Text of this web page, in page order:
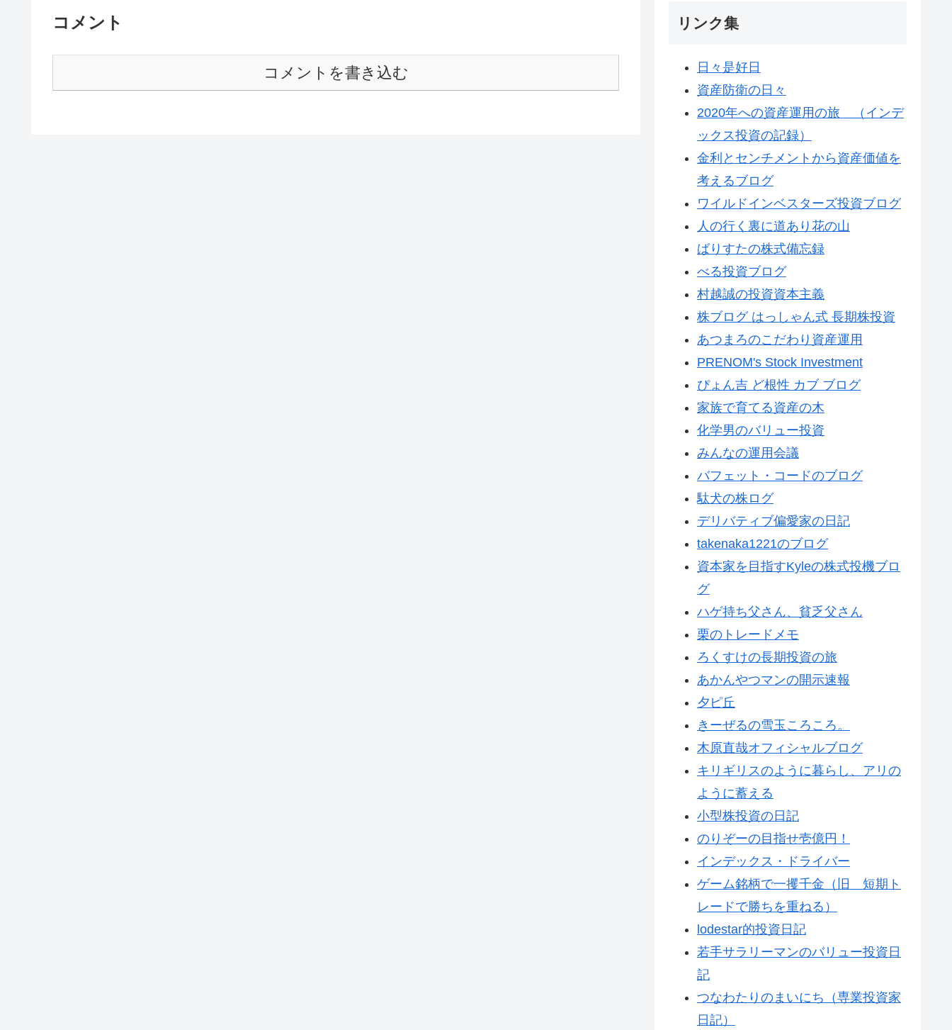
コメント
コメントを書き込む
リンク集
日々是好日
資産防衛の日々
2020年への資産運用の旅 （インデ
ックス投資の記録）
金利とセンチメントから資産価値を
考えるブログ
ワイルドインベスターズ投資ブログ
人の行く裏に道あり花の山
ばりすたの株式備忘録
べる投資ブログ
村越誠の投資資本主義
株ブログ はっしゃん式 長期株投資
あつまろのこだわり資産運用
PRENOM's Stock Investment
ぴょん吉 ど根性 カブ ブログ
家族で育てる資産の木
化学男のバリュー投資
みんなの運用会議
バフェット・コードのブログ
駄犬の株ログ
デリバティブ偏愛家の日記
takenaka1221のブログ
資本家を目指すKyleの株式投機ブロ
グ
ハゲ持ち父さん、貧乏父さん
栗のトレードメモ
ろくすけの長期投資の旅
あかんやつマンの開示速報
夕ピ丘
きーぜるの雪玉ころころ。
木原直哉オフィシャルブログ
キリギリスのように暮らし、アリの
ように蓄える
小型株投資の日記
のりぞーの目指せ壱億円！
インデックス・ドライバー
ゲーム銘柄で一攫千金（旧 短期ト
レードで勝ちを重ねる）
lodestar的投資日記
若手サラリーマンのバリュー投資日
記
つなわたりのまいにち（専業投資家
日記）